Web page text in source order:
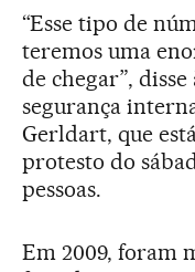
“Esse tipo de
teremos uma
de chegar”,
segurança
Gerldart, que
protesto do
pessoas.
Em 2009, foram